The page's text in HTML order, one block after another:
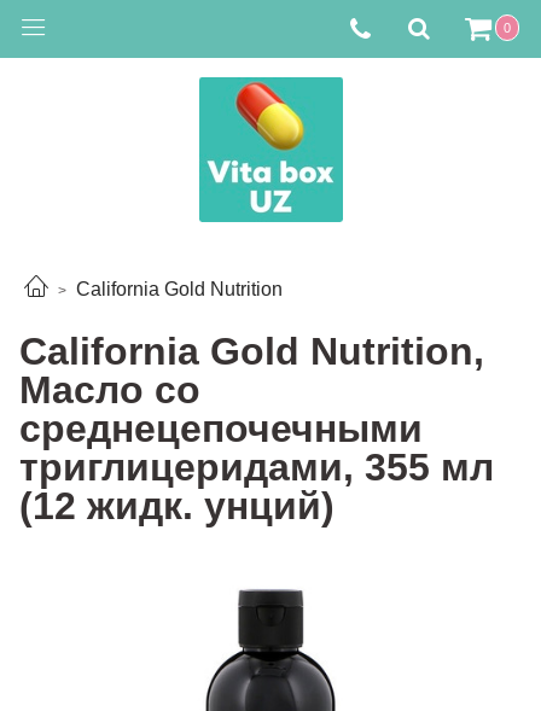
0
California Gold Nutrition
California Gold Nutrition,
Масло со
среднецепочечными
триглицеридами, 355 мл
(12 жидк. унций)